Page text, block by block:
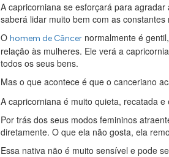
A capricorniana se esforçará para
saberá lidar muito bem com as
O homem de Câncer normalmente é
relação às mulheres. Ele verá a
todos os seus bens.
Mas o que acontece é que o canceriano
A capricorniana é muito quieta, recatada
Por trás dos seus modos femininos
diretamente. O que ela não gosta, ela
Essa nativa não é muito sensível e pode